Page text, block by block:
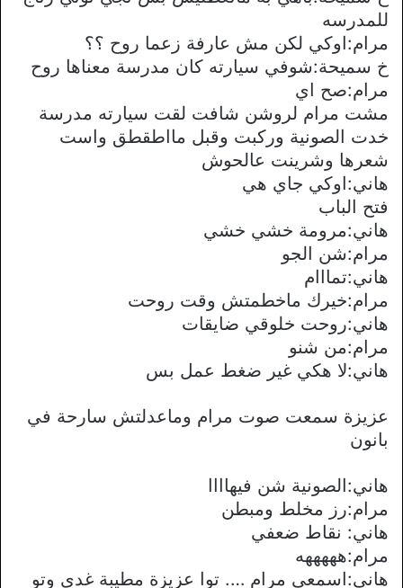
للمدرسه
مرام:اوكي لكن مش عارفة زعما روح ؟؟
خ سميحة:شوفي سيارته كان مدرسة معناها روح
مرام:صح اي
مشت مرام لروشن شافت لقت سيارته مدرسة
خدت الصونية وركبت وقبل مااطقطق واست
شعرها وشرينت عالحوش
هاني:اوكي جاي هي
فتح الباب
هاني:مرومة خشي خشي
مرام:شن الجو
هاني:تمااام
مرام:خيرك ماخطمتش وقت روحت
هاني:روحت خلوقي ضايقات
مرام:من شنو
هاني:ﻻ هكي غير ضغط عمل بس
عزيزة سمعت صوت مرام وماعدلتش سارحة في
بانون
هاني:الصونية شن فيهاااا
مرام:رز مخلط ومبطن
هاني: نقاط ضعفي
مرام:هههههه
هاني:اسمعي مرام …. توا عزيزة مطيبة غدي وتو